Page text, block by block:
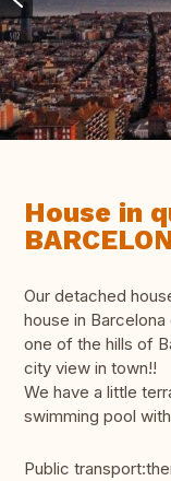
House in
Our detached
house in
one of the hills of
city view in town!!
We have a little
swimming pool
Public